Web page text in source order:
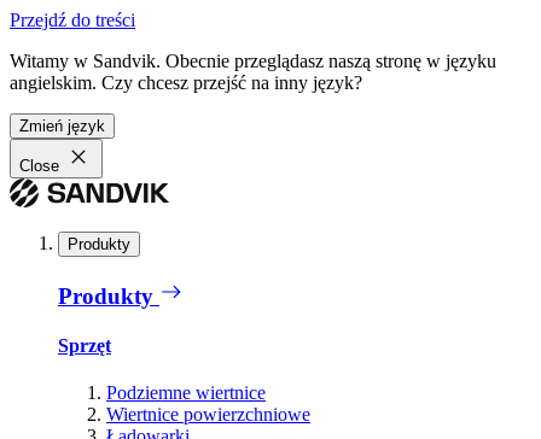
Przejdź do treści
Witamy w Sandvik. Obecnie przeglądasz naszą stronę w języku
angielskim. Czy chcesz przejść na inny język?
Zmień język
Close
Produkty
Produkty
Sprzęt
Podziemne wiertnice
Wiertnice powierzchniowe